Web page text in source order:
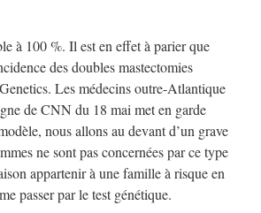
à 100 %. Il est en effet à parier que
des doubles mastectomies
Les médecins outre-Atlantique
de CNN du 18 mai met en garde
nous allons au devant d’un grave
ne sont pas concernées par ce type
appartenir à une famille à risque en
passer par le test génétique.